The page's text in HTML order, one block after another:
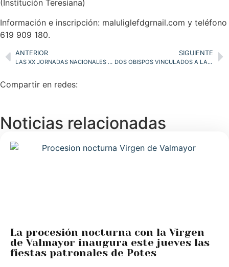
(Institución Teresiana)
Información e inscripción: maluliglefdgrnail.com y teléfono
619 909 180.
ANTERIOR
LAS XX JORNADAS NACIONALES DE SANITARIOS CRISTIANOS (PROSAC), EN TARAZONA, INVITAN A LA MISERICORDIA Y A SER BUENOS COMPAÑEROS DE CAMINO DE LA PERSONA ENFERMA
SIGUIENTE
DOS OBISPOS VINCULADOS A LA DIÓCESIS DE SANTANDER PRESIDIRÁN ESTE VIERNES Y SÁBADO LOS ACTOS POR LOS 75 AÑOS DE LA ARHICOFRADÍA DE LA MERCED
Compartir en redes:
Noticias relacionadas
La procesión nocturna con la Virgen
de Valmayor inaugura este jueves las
fiestas patronales de Potes